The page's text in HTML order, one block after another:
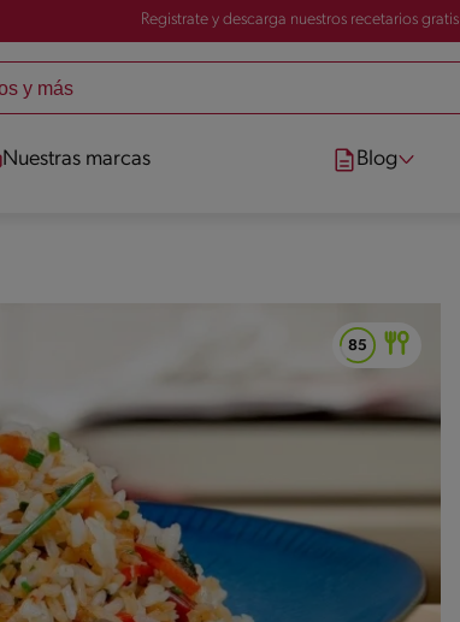
Registrate y descarga nuestros recetarios gratis
Nuestras marcas Blog